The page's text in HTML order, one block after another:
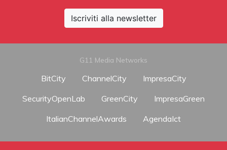
Iscriviti alla newsletter
G11 Media Networks
BitCity ChannelCity
ImpresaCity
SecurityOpenLab
GreenCity
ImpresaGreen
ItalianChannelAwards
AgendaIct